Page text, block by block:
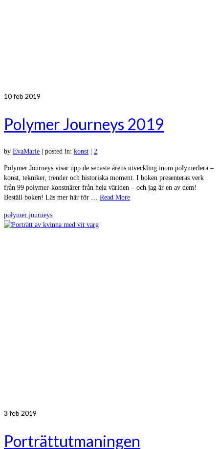
10feb 2019
Polymer Journeys 2019
by EvaMarie posted in: konst 2
Polymer Journeys visar upp de senaste årens utveckling inom polymerlera –
konst, tekniker, trender och historiska moment. I boken presenteras verk
från 99 polymer-konstnärer från hela världen – och jag är en av dem!
Beställ boken! Läs mer här för … Read More
polymer journeys
3 feb 2019
Porträttutmaningen